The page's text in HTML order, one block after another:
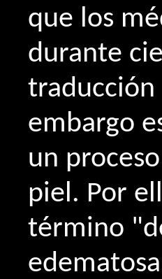
que los
durante
traducción
embargo
un
piel. Por
término